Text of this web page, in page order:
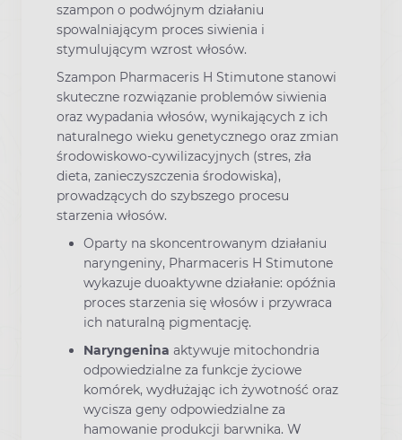
szampon o podwójnym działaniu
spowalniającym proces siwienia i
stymulującym wzrost włosów.
Szampon Pharmaceris H Stimutone stanowi
skuteczne rozwiązanie problemów siwienia
oraz wypadania włosów, wynikających z ich
naturalnego wieku genetycznego oraz zmian
środowiskowo-cywilizacyjnych (stres, zła
dieta, zanieczyszczenia środowiska),
prowadzących do szybszego procesu
starzenia włosów.
Oparty na skoncentrowanym działaniu
naryngeniny, Pharmaceris H Stimutone
wykazuje duoaktywne działanie: opóźnia
proces starzenia się włosów i przywraca
ich naturalną pigmentację.
Naryngenina aktywuje mitochondria
odpowiedzialne za funkcje życiowe
komórek, wydłużając ich żywotność oraz
wycisza geny odpowiedzialne za
hamowanie produkcji barwnika. W